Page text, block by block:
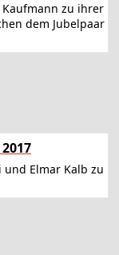
zu ihrer
dem Jubelpaar
Elmar Kalb zu